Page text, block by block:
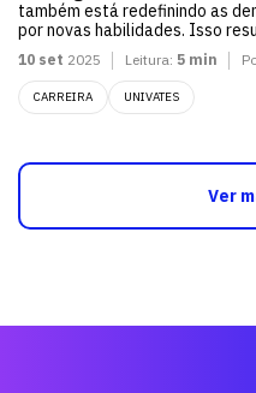
também está redefinindo as
por novas habilidades. Isso
10 set 2025 Leitura: 5 min
CARREIRA UNIVATES
Ver